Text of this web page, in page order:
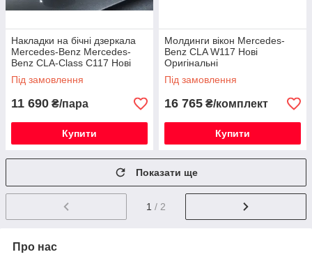
Накладки на бічні дзеркала
Mercedes-Benz Mercedes-
Benz CLA-Class C117 Нові
Оригінальні
Під замовлення
11 690 ₴/пара
Купити
Молдинги вікон Mercedes-
Benz CLA W117 Нові
Оригінальні
Під замовлення
16 765 ₴/комплект
Купити
Показати ще
1 / 2
Про нас